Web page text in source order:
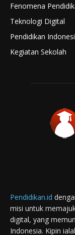
Fenomena
Teknologi Digital
Pendidikan
Kegiatan Sekolah
Pendidikan.id
misi untuk
digital, yang
Indonesia. Kipin